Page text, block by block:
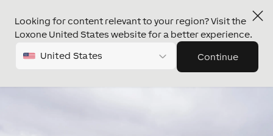
Looking for content relevant to your region? Visit the
Loxone United States website for a better experience.
United States Continue